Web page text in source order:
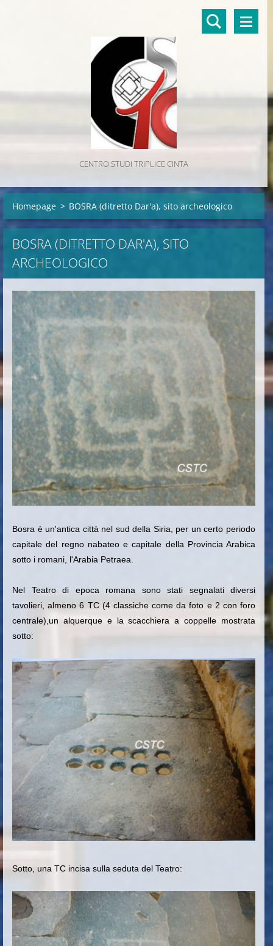
CENTRO STUDI TRIPLICE CINTA
Homepage > BOSRA (ditretto Dar'a), sito archeologico
BOSRA (DITRETTO DAR'A), SITO
ARCHEOLOGICO
Bosra è un'antica città nel sud della Siria, per un certo periodo
capitale del regno nabateo e capitale della Provincia Arabica
sotto i romani, l'Arabia Petraea.
Nel Teatro di epoca romana sono stati segnalati diversi
tavolieri, almeno 6 TC (4 classiche come da foto e 2 con foro
centrale),un alquerque e la scacchiera a coppelle mostrata
sotto:
Sotto, una TC incisa sulla seduta del Teatro: